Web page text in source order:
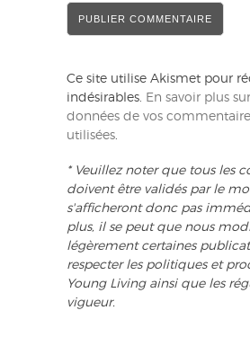
Ce site utilise Akismet pour
indésirables. En savoir plus
données de vos
utilisées.
* Veuillez noter que tous les
doivent être validés par le
s'afficheront donc pas
plus, il se peut que nous
légèrement certaines
respecter les politiques et
Young Living ainsi que les
vigueur.